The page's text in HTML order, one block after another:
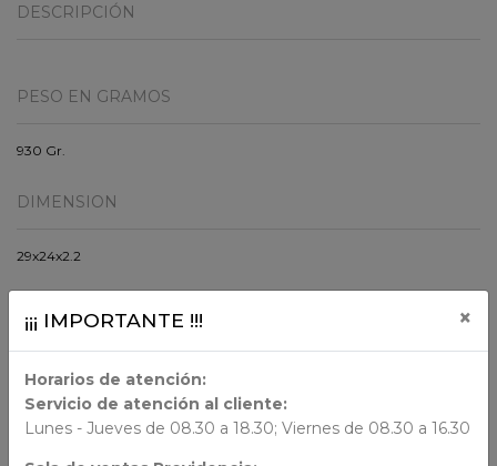
DESCRIPCIÓN
PESO EN GRAMOS
930 Gr.
DIMENSION
29x24x2.2
AUTORES
¡¡¡ IMPORTANTE !!! ×
Horarios de atención:
Servicio de atención al cliente:
Lunes - Jueves de 08.30 a 18.30; Viernes de 08.30 a 16.30